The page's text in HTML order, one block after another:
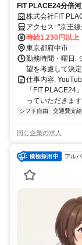
FIT PLACE24分倍
日〜OK／インセン
株式会社FIT
アクセ
時給1,230円以上
東京都府中市
勤務時間・曜日:
望を考慮して決定
仕事内容:
「FIT PLACE24
っていただきま
シフト自由 交通費支給
同じ企業の求人
アル